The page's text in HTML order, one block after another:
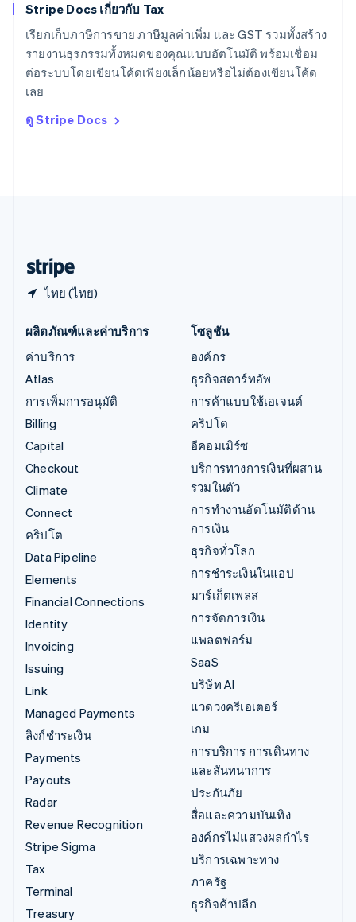
Stripe Docs เกี่ยวกับ Tax
เรียกเก็บภาษีการขาย ภาษีมูลค่าเพิ่ม และ GST รวมทั้งสร้าง
รายงานธุรกรรมทั้งหมดของคุณแบบอัตโนมัติ พร้อมเชื่อม
ต่อระบบโดยเขียนโค้ดเพียงเล็กน้อยหรือไม่ต้องเขียนโค้ด
เลย
ดู Stripe Docs
ไทย (ไทย)
สิงคโปร์
English简体中文
ออสเตรเลีย
English
ออสเตรีย
ItalianoEnglish
ผลิตภัณฑ์และค่าบริการ
ค่าบริการ
Atlas
การเพิ่มการอนุมัติ
Billing
Capital
Checkout
Climate
Connect
คริปโต
Data Pipeline
Elements
Financial Connections
Identity
Invoicing
Issuing
Link
Managed Payments
ลิงก์ชำระเงิน
Payments
Payouts
Radar
Revenue Recognition
Stripe Sigma
Tax
Terminal
Treasury
โซลูชัน
องค์กร
ธุรกิจสตาร์ทอัพ
การค้าแบบใช้เอเจนต์
คริปโต
อีคอมเมิร์ซ
บริการทางการเงินที่ผสาน
รวมในตัว
การทำงานอัตโนมัติด้าน
การเงิน
ธุรกิจทั่วโลก
การชำระเงินในแอป
มาร์เก็ตเพลส
การจัดการเงิน
แพลตฟอร์ม
SaaS
บริษัท AI
แวดวงครีเอเตอร์
เกม
การบริการ การเดินทาง
และสันทนาการ
ประกันภัย
สื่อและความบันเทิง
องค์กรไม่แสวงผลกำไร
บริการเฉพาะทาง
ภาครัฐ
ธุรกิจค้าปลีก